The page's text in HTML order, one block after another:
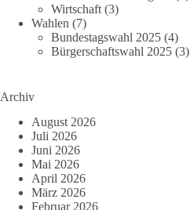
Wirtschaft (3)
Wahlen (7)
Bundestagswahl 2025 (4)
Bürgerschaftswahl 2025 (3)
Archiv
August 2026
Juli 2026
Juni 2026
Mai 2026
April 2026
März 2026
Februar 2026